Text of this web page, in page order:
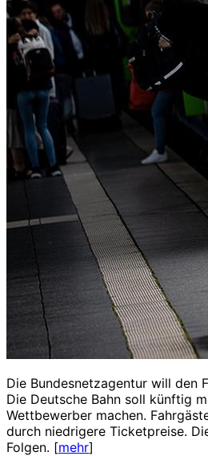
Die Bundesnetzagentur will den
Die Deutsche Bahn soll künftig
Wettbewerber machen.
durch niedrigere Ticketpreise.
Folgen. [mehr]